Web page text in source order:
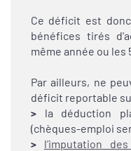
Ce déficit est
bénéfices tirés
même année ou les
Par ailleurs, ne
déficit reportable
>la déduction
(chèques-emploi
>
l’imputation